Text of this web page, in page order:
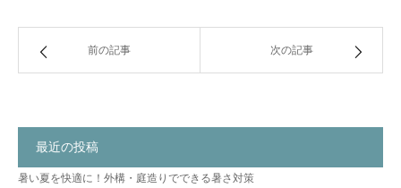
前の記事 次の記事
最近の投稿
暑い夏を快適に！外構・庭造りでできる暑さ対策